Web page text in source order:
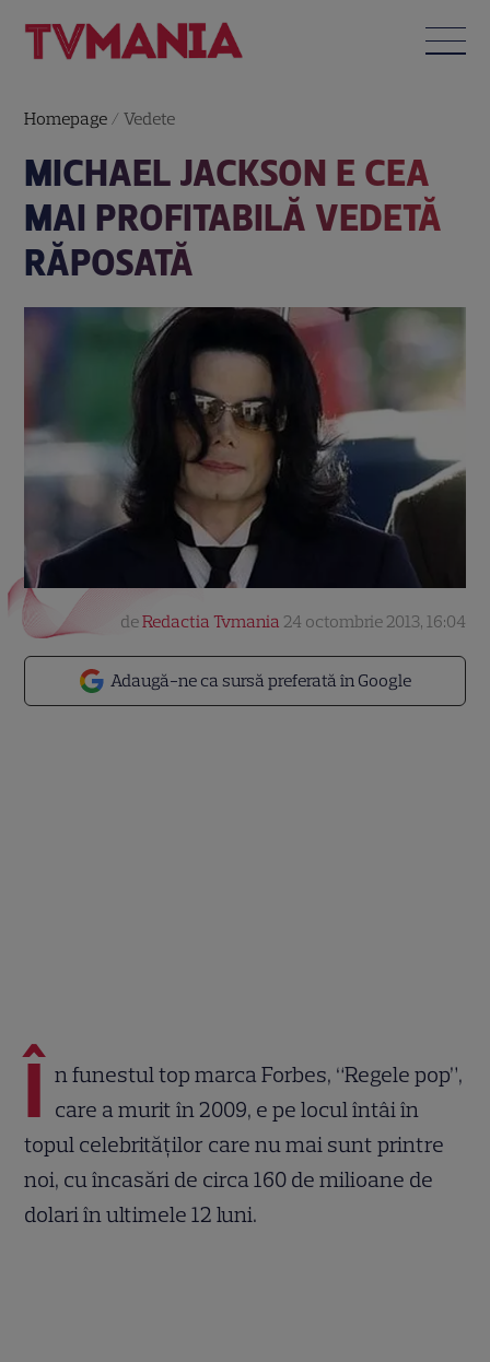
Homepage /Vedete
MICHAEL JACKSON E CEA
MAI PROFITABILĂ VEDETĂ
RĂPOSATĂ
Adaugă-ne ca sursă preferată în Google
deRedactia Tvmania 24 octombrie 2013, 16:04
Î n funestul top marca Forbes, “Regele pop”,
care a murit în 2009, e pe locul întâi în
topul celebrităţilor care nu mai sunt printre
noi, cu încasări de circa 160 de milioane de
dolari în ultimele 12 luni.